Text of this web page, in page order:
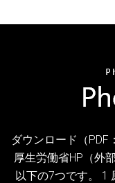
ダウンロード（PDF
厚生労働省HP（外
以下の7つです。 1